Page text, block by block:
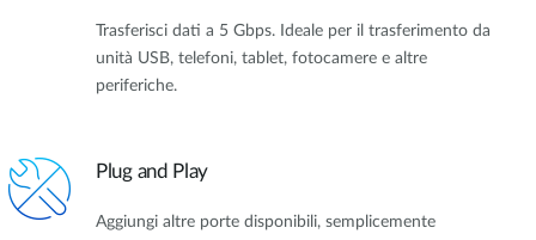
Trasferisci dati a 5 Gbps. Ideale per il trasferimento da
unità USB, telefoni, tablet, fotocamere e altre
periferiche.
Plug and Play
Aggiungi altre porte disponibili, semplicemente